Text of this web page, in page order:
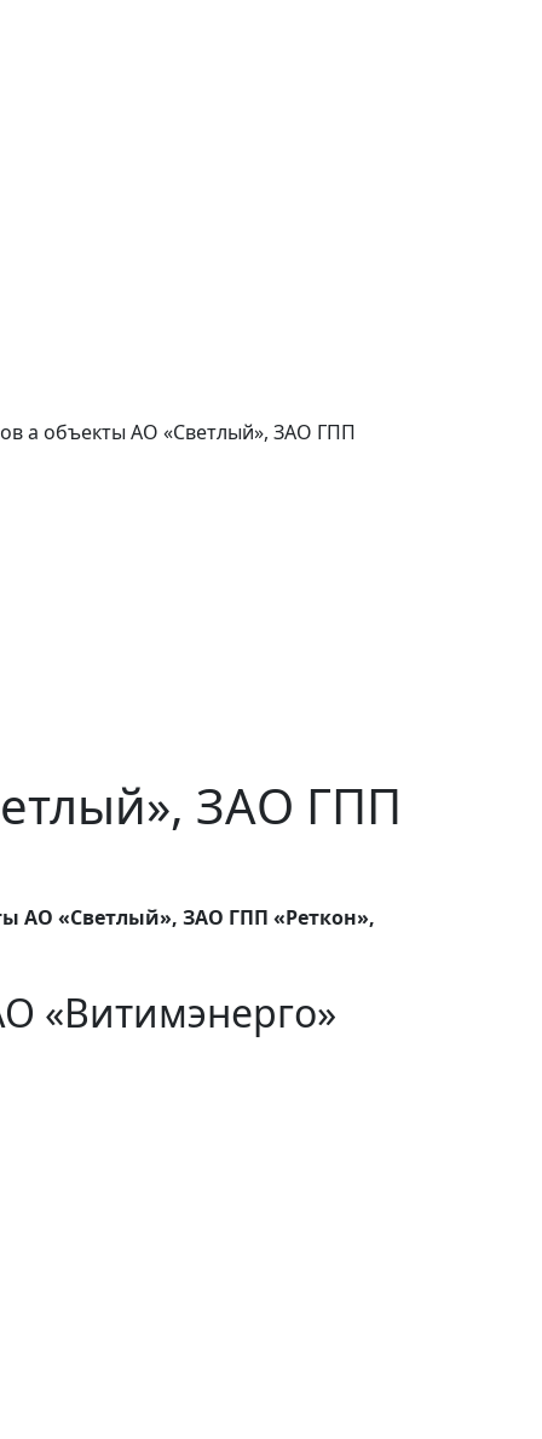
а объекты АО «Светлый», ЗАО ГПП
ЗАО ГПП
АО «Светлый», ЗАО ГПП «Реткон»,
«Витимэнерго»